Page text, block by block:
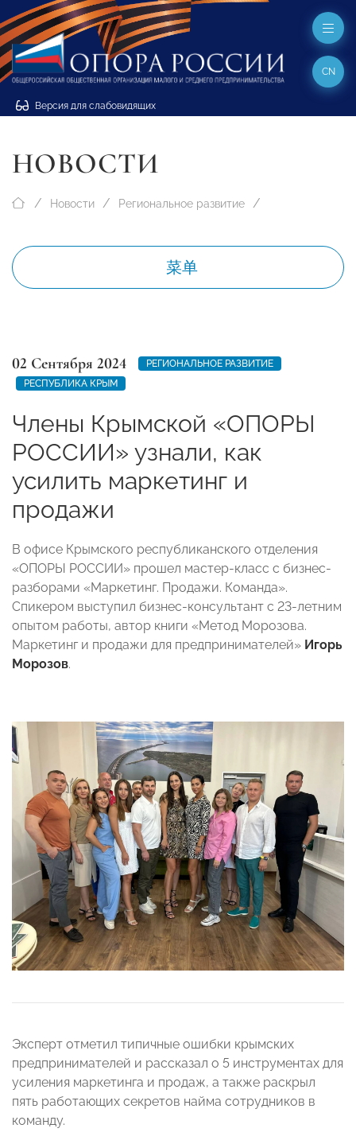
Версия для слабовидящих
CN
НОВОСТИ
Новости Региональное развитие
菜单
02 Сентября 2024
РЕГИОНАЛЬНОЕ РАЗВИТИЕ
РЕСПУБЛИКА КРЫМ
Члены Крымской «ОПОРЫ
РОССИИ» узнали, как
усилить маркетинг и
продажи
В офисе Крымского республиканского отделения
«ОПОРЫ РОССИИ» прошел мастер-класс с бизнес-
разборами «Маркетинг. Продажи. Команда».
Спикером выступил бизнес-консультант с 23-летним
опытом работы, автор книги «Метод Морозова.
Маркетинг и продажи для предпринимателей» Игорь
Морозов.
Эксперт отметил типичные ошибки крымских
предпринимателей и рассказал о 5 инструментах для
усиления маркетинга и продаж, а также раскрыл
пять работающих секретов найма сотрудников в
команду.